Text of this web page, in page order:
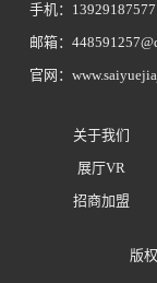
手机：
邮箱：
官网：
关于我们
展厅VR
招商加盟
版